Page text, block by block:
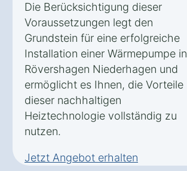
Die Berücksichtigung dieser
Voraussetzungen legt den
Grundstein für eine erfolgreiche
Installation einer Wärmepumpe in
Rövershagen Niederhagen und
ermöglicht es Ihnen, die Vorteile
dieser nachhaltigen
Heiztechnologie vollständig zu
nutzen.
Jetzt Angebot erhalten